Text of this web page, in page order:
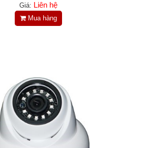
Giá: Liên hệ
Mua hàng